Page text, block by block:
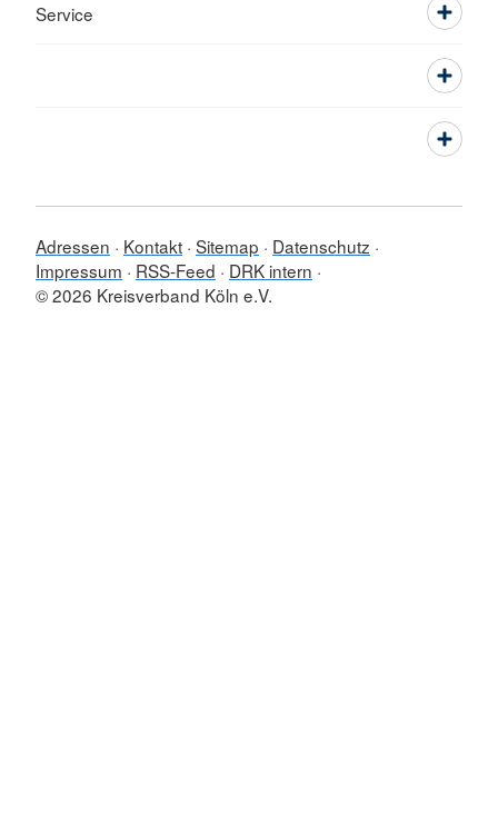
Service
Adressen Kontakt Sitemap
Datenschutz
Impressum
RSS-Feed
DRK intern
© 2026 Kreisverband Köln e.V.